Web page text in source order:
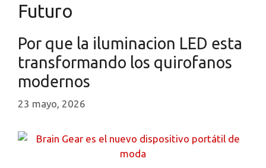
Futuro
Por que la iluminacion LED esta
transformando los quirofanos
modernos
23 mayo, 2026